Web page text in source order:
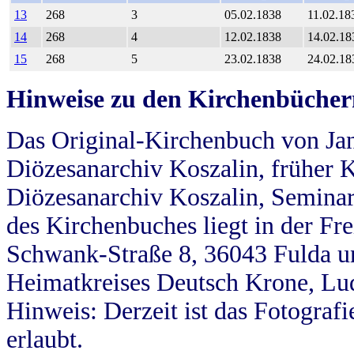
13
268 3 05.02.1838
14
268 4 12.02.1838
15
268 5 23.02.1838
Hinweise zu den
Das Original-Kirchenbuch von
Diözesanarchiv Koszalin, früher
Diözesanarchiv Koszalin,
des Kirchenbuches liegt in der
Schwank-Straße 8, 36043 Fulda
Heimatkreises Deutsch Krone,
Hinweis: Derzeit ist das
erlaubt.